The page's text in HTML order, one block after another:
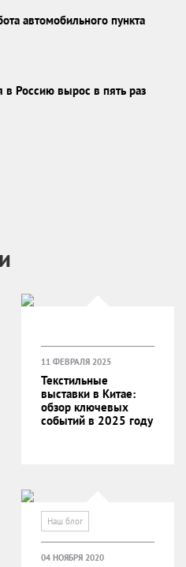
автомобильного пункта
в Россию вырос в пять раз
Наш блог
11 ФЕВРАЛЯ 2025
Текстильные
выставки в Китае:
обзор ключевых
событий в 2025 году
04 НОЯБРЯ 2020